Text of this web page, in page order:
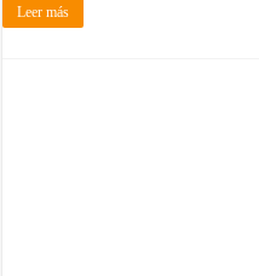
Leer más